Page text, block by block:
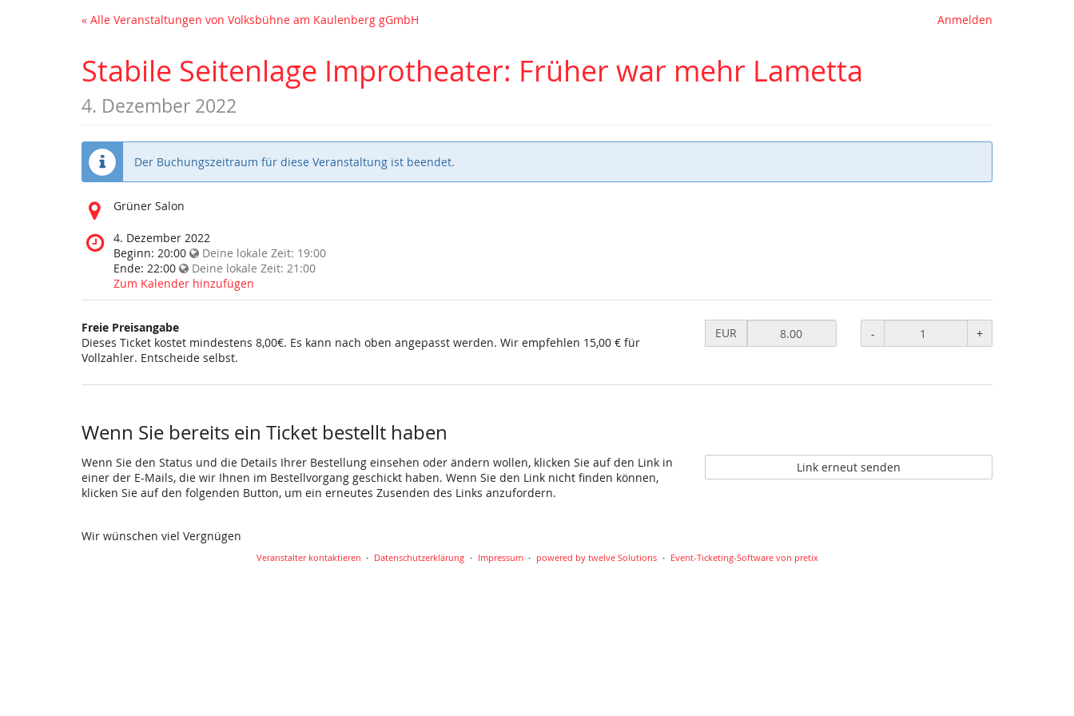
Anmelden
« Alle Veranstaltungen von Volksbühne am Kaulenberg gGmbH
Stabile Seitenlage Improtheater: Früher war mehr Lametta
4. Dezember 2022
Der Buchungszeitraum für diese Veranstaltung ist beendet.
Wo
diese
Veranstaltung
statt?
Grüner Salon
Wann
findet
diese
Veranstaltung
statt?
4. Dezember 2022
Beginn: 20:00 Deine lokale Zeit: 19:00
Ende: 22:00 Deine lokale Zeit: 21:00
Zum Kalender hinzufügen
Freie Preisangabe
Dieses Ticket kostet mindestens 8,00€. Es kann nach oben angepasst werden. Wir empfehlen 15,00 € für
Vollzahler. Entscheide selbst.
Preis
Freie
EUR - +
Wenn Sie bereits ein Ticket bestellt haben
Wenn Sie den Status und die Details Ihrer Bestellung einsehen oder ändern wollen, klicken Sie auf den Link in
einer der E-Mails, die wir Ihnen im Bestellvorgang geschickt haben. Wenn Sie den Link nicht finden können,
klicken Sie auf den folgenden Button, um ein erneutes Zusenden des Links anzufordern.
Link erneut senden
Wir wünschen viel Vergnügen
Veranstalter kontaktieren Datenschutzerklärung Impressum powered by twelve Solutions Event-Ticketing-Software von pretix